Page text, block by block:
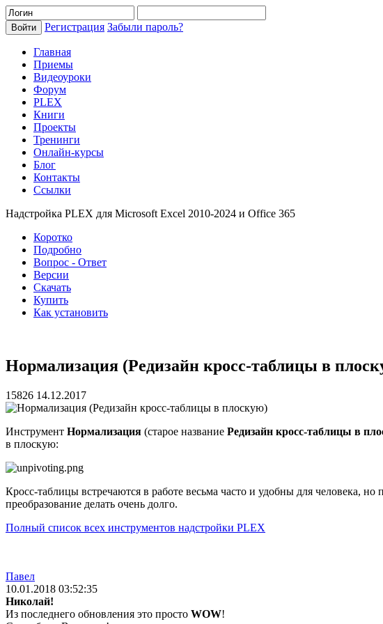
Регистрация Забыли пароль?
Главная
Приемы
Видеоуроки
Форум
PLEX
Книги
Проекты
Тренинги
Онлайн-курсы
Блог
Контакты
Ссылки
Надстройка PLEX для Microsoft Excel 2010-2024 и Office 365
Коротко
Подробно
Вопрос - Ответ
Версии
Скачать
Купить
Как установить
Нормализация (Редизайн кросс-таблицы в
15826 14.12.2017
Инструмент Нормализация (старое название Редизайн кросс-таблицы в
в плоскую:
Кросс-таблицы встречаются в работе весьма часто и удобны для человека,
преобразование делать очень долго.
Полный список всех инструментов надстройки PLEX
Павел
10.01.2018 03:52:35
Николай!
Из последнего обновления это просто WOW!